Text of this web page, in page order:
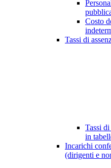
Costo
Tassi di
Tassi
in
Incarichi
(dirigenti e